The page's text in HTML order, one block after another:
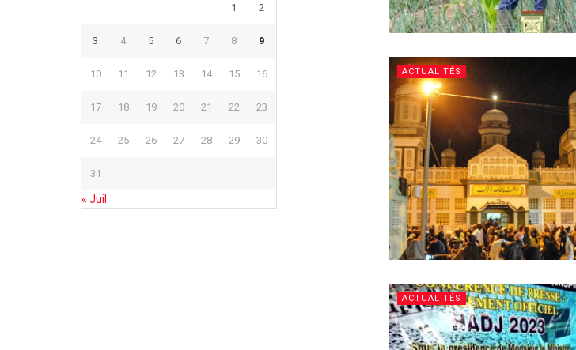
ACTUALITÉS
ACTUALITÉS
1 2
3 4 5 6 7 8 9
10 11 12 13 14 15 16
17 18 19 20 21 22 23
24 25 26 27 28 29 30
31
« Juil